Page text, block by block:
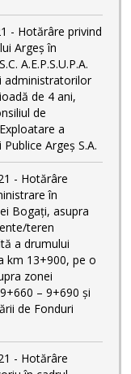
- Hotărâre privind
Argeș în
A.E.P.S.U.P.A.
administratorilor
de 4 ani,
de
a
Argeș S.A.
- Hotărâre
în
Bogați, asupra
teren
a drumului
km 13+900, pe o
zonei
– 9+690 și
de Fonduri
- Hotărâre